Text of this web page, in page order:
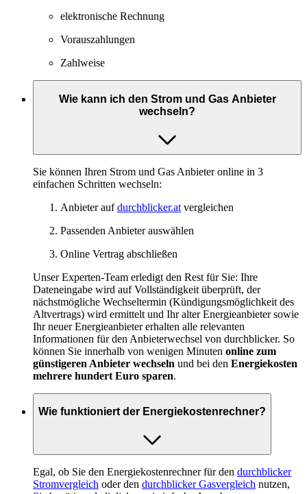
elektronische Rechnung
Vorauszahlungen
Zahlweise
Wie kann ich den Strom und Gas Anbieter
wechseln?
Sie können Ihren Strom und Gas Anbieter online in 3
einfachen Schritten wechseln:
Anbieter aufdurchblicker.at vergleichen
Passenden Anbieter auswählen
Online Vertrag abschließen
Unser Experten-Team erledigt den Rest für Sie: Ihre
Dateneingabe wird auf Vollständigkeit überprüft, der
nächstmögliche Wechseltermin (Kündigungsmöglichkeit des
Altvertrags) wird ermittelt und Ihr alter Energieanbieter sowie
Ihr neuer Energieanbieter erhalten alle relevanten
Informationen für den Anbieterwechsel von durchblicker. So
können Sie innerhalb von wenigen Minuten online zum
günstigeren Anbieter wechseln und bei den Energiekosten
mehrere hundert Euro sparen.
Wie funktioniert der Energiekostenrechner?
Egal, ob Sie den Energiekostenrechner für den durchblicker
Stromvergleich oder den durchblicker Gasvergleich nutzen,